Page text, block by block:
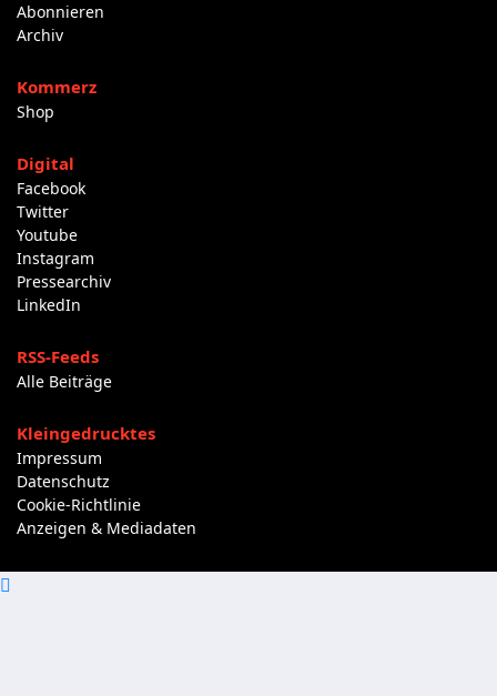
Abonnieren
Archiv
Kommerz
Shop
Digital
Facebook
Twitter
Youtube
Instagram
Pressearchiv
LinkedIn
RSS-Feeds
Alle Beiträge
Kleingedrucktes
Impressum
Datenschutz
Cookie-Richtlinie
Anzeigen & Mediadaten